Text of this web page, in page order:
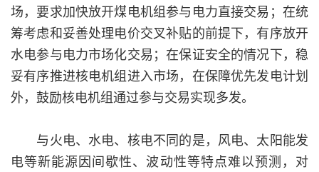
场，要求加快放开煤电机组参与电力直接交易；在统
筹考虑和妥善处理电价交叉补贴的前提下，有序放开
水电参与电力市场化交易；在保证安全的情况下，稳
妥有序推进核电机组进入市场，在保障优先发电计划
外，鼓励核电机组通过参与交易实现多发。
与火电、水电、核电不同的是，风电、太阳能发
电等新能源因间歇性、波动性等特点难以预测，对